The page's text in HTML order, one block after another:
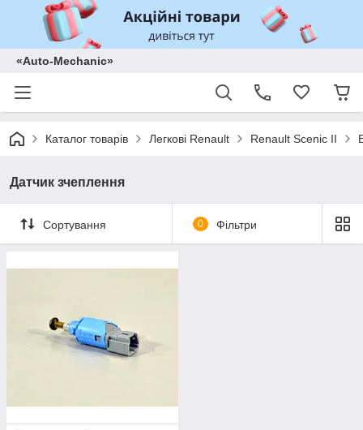
«Auto-Mechanic»
Каталог товарів Легкові Renault Renault Scenic II
Датчик зчеплення
Сортування 0 Фільтри